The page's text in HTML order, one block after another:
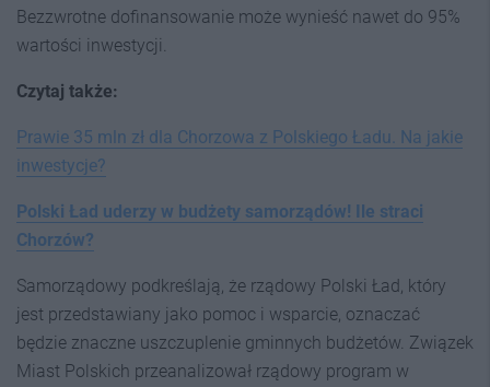
Bezzwrotne dofinansowanie może wynieść nawet do 95%
wartości inwestycji.
Czytaj także:
Prawie 35 mln zł dla Chorzowa z Polskiego Ładu. Na jakie
inwestycje?
Polski Ład uderzy w budżety samorządów! Ile straci
Chorzów?
Samorządowy podkreślają, że rządowy Polski Ład, który
jest przedstawiany jako pomoc i wsparcie, oznaczać
będzie znaczne uszczuplenie gminnych budżetów. Związek
Miast Polskich przeanalizował rządowy program w